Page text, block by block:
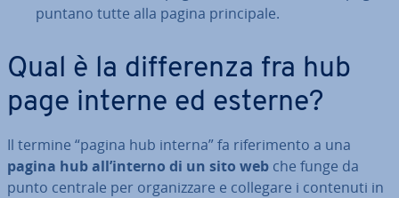
puntano tutte alla pagina prin­ci­pa­le.
Qual è la dif­fe­ren­za fra hub
page interne ed esterne?
Il termine “pagina hub interna” fa ri­fe­ri­men­to a una
pagina hub all’interno di un sito web che funge da
punto centrale per or­ga­niz­za­re e collegare i contenuti in